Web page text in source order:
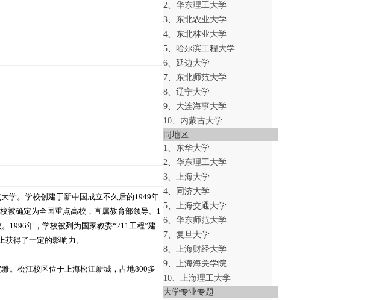
学。学校创建于新中国成立不久后的1949年
被确定为全国重点高校，直属教育部领导。1
1996年，学校被列为国家教委“211工程”建
得了一定的影响力。
。松江校区位于上海松江新城，占地800多
2、华东理工大学
3、东北农业大学
4、东北林业大学
5、哈尔滨工程大学
6、延边大学
7、东北师范大学
8、辽宁大学
9、大连海事大学
10、内蒙古大学
同地区
1、东华大学
2、华东理工大学
3、上海大学
4、同济大学
5、上海交通大学
6、华东师范大学
7、复旦大学
8、上海财经大学
9、上海海关学院
10、上海理工大学
大学专业专题